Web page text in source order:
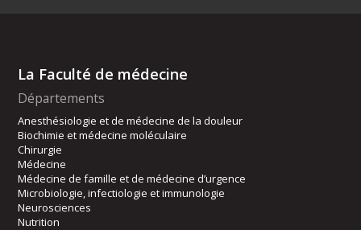
La Faculté de médecine
Départements
Anesthésiologie et de médecine de la douleur
Biochimie et médecine moléculaire
Chirurgie
Médecine
Médecine de famille et de médecine d’urgence
Microbiologie, infectiologie et immunologie
Neurosciences
Nutrition